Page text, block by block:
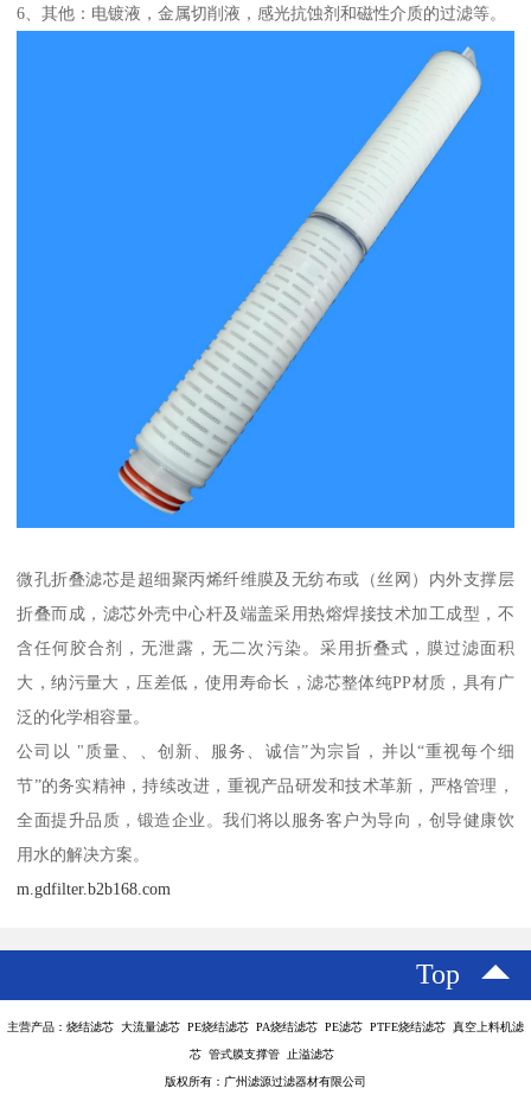
6、其他：电镀液，金属切削液，感光抗蚀剂和磁性介质的过滤等。
微孔折叠滤芯是超细聚丙烯纤维膜及无纺布或（丝网）内外支撑层
折叠而成，滤芯外壳中心杆及端盖采用热熔焊接技术加工成型，不
含任何胶合剂，无泄露，无二次污染。采用折叠式，膜过滤面积
大，纳污量大，压差低，使用寿命长，滤芯整体纯PP材质，具有广
泛的化学相容量。
公司以 "质量、、创新、服务、诚信”为宗旨，并以“重视每个细
节”的务实精神，持续改进，重视产品研发和技术革新，严格管理，
全面提升品质，锻造企业。我们将以服务客户为导向，创导健康饮
用水的解决方案。
m.gdfilter.b2b168.com
Top
主营产品：烧结滤芯 大流量滤芯 PE烧结滤芯 PA烧结滤芯 PE滤芯 PTFE烧结滤芯 真空上料机滤
芯 管式膜支撑管 止溢滤芯
版权所有：广州滤源过滤器材有限公司